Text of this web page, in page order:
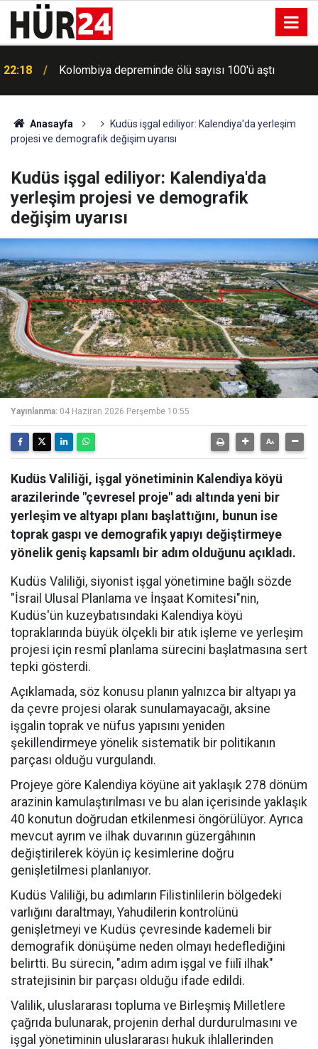
22:18 Kolombiya depreminde ölü sayısı 100'ü aştı
Anasayfa
Kudüs işgal ediliyor: Kalendiya'da yerleşim
projesi ve demografik değişim uyarısı
Kudüs işgal ediliyor: Kalendiya'da
yerleşim projesi ve demografik
değişim uyarısı
Yayınlanma: 04 Haziran 2026 Perşembe 10:55
Kudüs Valiliği, işgal yönetiminin Kalendiya köyü
arazilerinde "çevresel proje" adı altında yeni bir
yerleşim ve altyapı planı başlattığını, bunun ise
toprak gaspı ve demografik yapıyı değiştirmeye
yönelik geniş kapsamlı bir adım olduğunu açıkladı.
Kudüs Valiliği, siyonist işgal yönetimine bağlı sözde
"İsrail Ulusal Planlama ve İnşaat Komitesi"nin,
Kudüs'ün kuzeybatısındaki Kalendiya köyü
topraklarında büyük ölçekli bir atık işleme ve yerleşim
projesi için resmî planlama sürecini başlatmasına sert
tepki gösterdi.
Açıklamada, söz konusu planın yalnızca bir altyapı ya
da çevre projesi olarak sunulamayacağı, aksine
işgalin toprak ve nüfus yapısını yeniden
şekillendirmeye yönelik sistematik bir politikanın
parçası olduğu vurgulandı.
Projeye göre Kalendiya köyüne ait yaklaşık 278 dönüm
arazinin kamulaştırılması ve bu alan içerisinde yaklaşık
40 konutun doğrudan etkilenmesi öngörülüyor. Ayrıca
mevcut ayrım ve ilhak duvarının güzergâhının
değiştirilerek köyün iç kesimlerine doğru
genişletilmesi planlanıyor.
Kudüs Valiliği, bu adımların Filistinlilerin bölgedeki
varlığını daraltmayı, Yahudilerin kontrolünü
genişletmeyi ve Kudüs çevresinde kademeli bir
demografik dönüşüme neden olmayı hedeflediğini
belirtti. Bu sürecin, "adım adım işgal ve fiilî ilhak"
stratejisinin bir parçası olduğu ifade edildi.
Valilik, uluslararası topluma ve Birleşmiş Milletlere
çağrıda bulunarak, projenin derhal durdurulmasını ve
işgal yönetiminin uluslararası hukuk ihlallerinden